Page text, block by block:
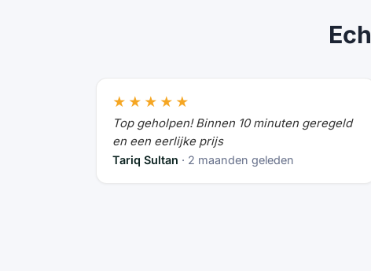
★★★★★
Top geholpen! Binnen 10 minuten geregeld
en een eerlijke prijs
Tariq Sultan · 2 maanden geleden